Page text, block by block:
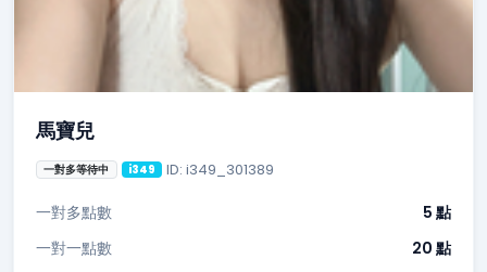
馬寶兒
一對多等待中 i349 ID: i349_301389
一對多點數
5 點
一對一點數
20 點